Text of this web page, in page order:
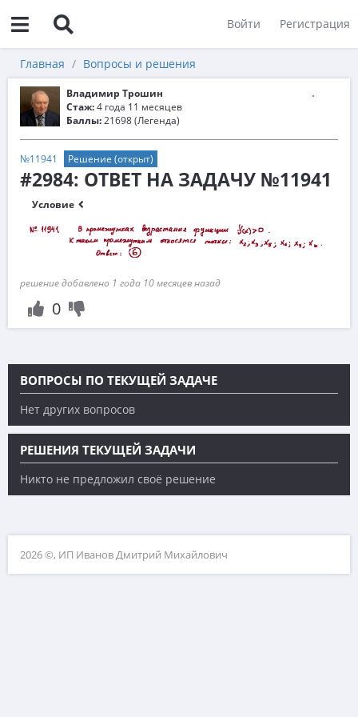
Войти Регистрация
Главная Вопросы и решения
Владимир Трошин
Стаж:4 года 11 месяцев
Баллы:21698 (Легенда)
№11941 Решение (открыт)
#2984: ОТВЕТ НА ЗАДАЧУ №11941
Условие
решение добавлено 1 года 10 месяцев назад
0
ВОПРОСЫ ПО ТЕКУЩЕЙ ЗАДАЧЕ
Нет других вопросов
РЕШЕНИЯ ТЕКУЩЕЙ ЗАДАЧИ
Никто не предложил своё решение
2026 ©, ИП Иванов Дмитрий Михайлович